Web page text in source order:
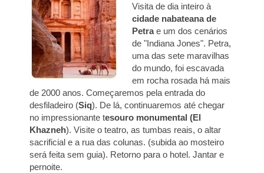
Visita de dia inteiro à
cidade nabateana de
Petrae um dos cenários
de "Indiana Jones". Petra,
uma das sete maravilhas
do mundo, foi escavada
em rocha rosada há mais
de 2000 anos. Começaremos pela entrada do
desfiladeiro (Siq). De lá, continuaremos até chegar
no impressionante tesouro monumental (El
Khazneh). Visite o teatro, as tumbas reais, o altar
sacrificial e a rua das colunas. (subida ao mosteiro
será feita sem guia). Retorno para o hotel. Jantar e
pernoite.